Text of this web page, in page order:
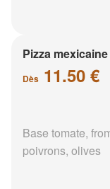
Pizza
Dès 11.50 €
Base tomate,
poivrons, olives